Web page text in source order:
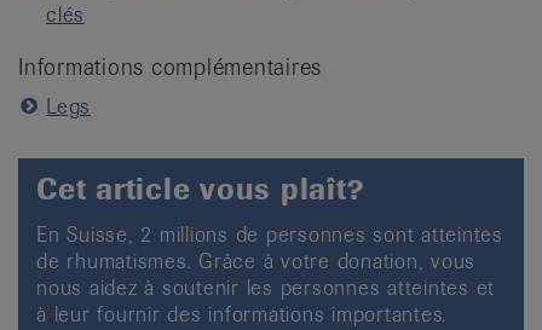
clés
Informations complémentaires
Legs
Cet article vous plaît?
En Suisse, 2 millions de personnes sont atteintes
de rhumatismes. Grâce à votre donation, vous
nous aidez à soutenir les personnes atteintes et
à leur fournir des informations importantes.